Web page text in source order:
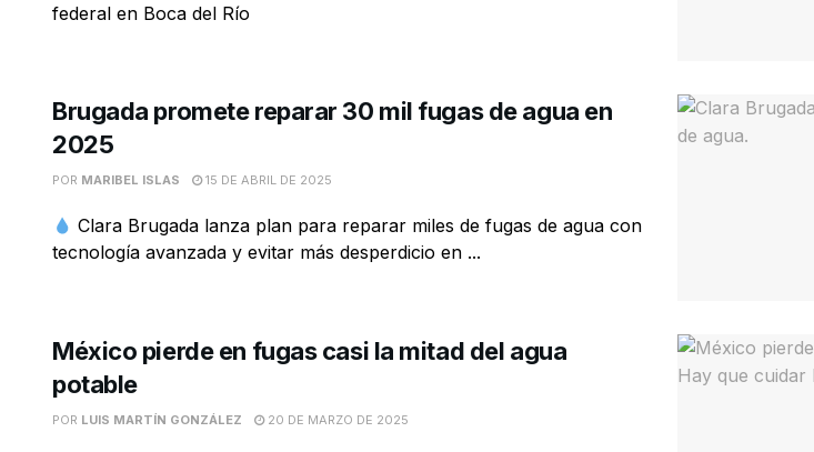
federal en Boca del Río
Brugada promete reparar 30 mil fugas de agua en
2025
POR MARIBEL ISLAS 15 DE ABRIL DE 2025
Clara Brugada lanza plan para reparar miles de fugas de agua con
tecnología avanzada y evitar más desperdicio en ...
México pierde en fugas casi la mitad del agua
potable
POR LUIS MARTÍN GONZÁLEZ 20 DE MARZO DE 2025